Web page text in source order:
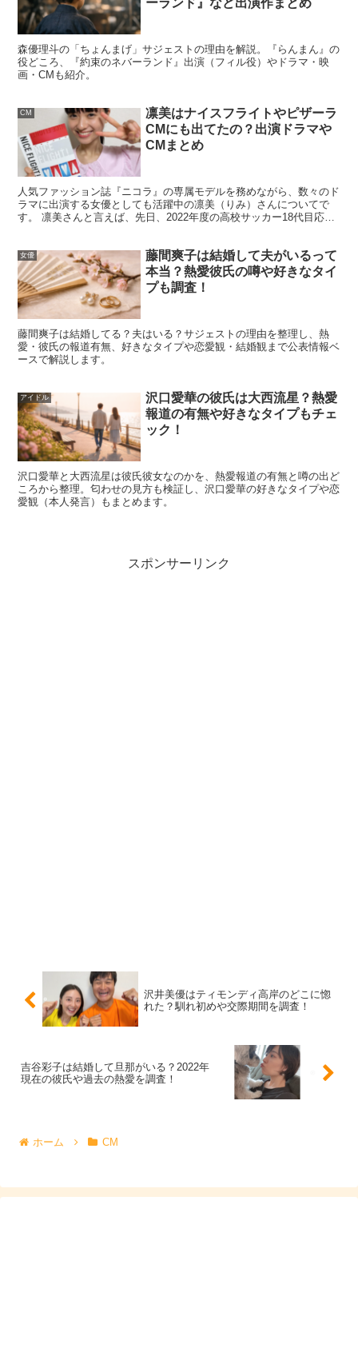
引用元：https://twitter.com/balle110/status/1584439180020502530
引用元：https://twitter.com/heidou7474/status/1584424835731492864
引用元：https://twitter.com/toneyama7979/status/1584422360920502273
引用元：https://twitter.com/gojomen/status/1584409596462239745
森優理斗の「ちょんまげ」サジェストの理由を解説。『らんまん』の
役どころ、『約束のネバーランド』出演（フィル役）やドラマ・映
画・CMも紹介。
CM
凛美はナイスフライトやピザーラ
CMにも出てたの？出演ドラマや
CMまとめ
人気ファッション誌『ニコラ』の専属モデルを務めながら、数々のド
ラマに出演する女優としても活躍中の凛美（りみ）さんについてで
す。 凛美さんと言えば、先日、2022年度の高校サッカー18代目応援
女優
藤間爽子は結婚して夫がいるって
本当？熱愛彼氏の噂や好きなタイ
プも調査！
藤間爽子は結婚してる？夫はいる？サジェストの理由を整理し、熱
愛・彼氏の報道有無、好きなタイプや恋愛観・結婚観まで公表情報ベ
ースで解説します。
アイドル
沢口愛華の彼氏は大西流星？熱愛
報道の有無や好きなタイプもチェ
ック！
沢口愛華と大西流星は彼氏彼女なのかを、熱愛報道の有無と噂の出ど
ころから整理。匂わせの見方も検証し、沢口愛華の好きなタイプや恋
愛観（本人発言）もまとめます。
スポンサーリンク
沢井美優はティモンディ高岸のどこに惚
れた？馴れ初めや交際期間を調査！
吉谷彩子は結婚して旦那がいる？2022年
現在の彼氏や過去の熱愛を調査！
ホーム CM